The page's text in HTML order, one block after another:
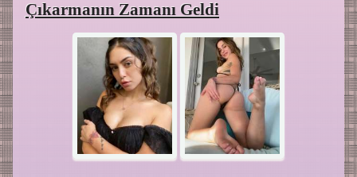
Çıkarmanın Zamanı Geldi